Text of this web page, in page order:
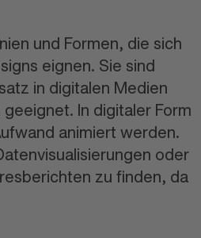
und Formen, die sich
eignen. Sie sind
in digitalen Medien
In digitaler Form
animiert werden.
visualisierungen oder
berichten zu finden, da